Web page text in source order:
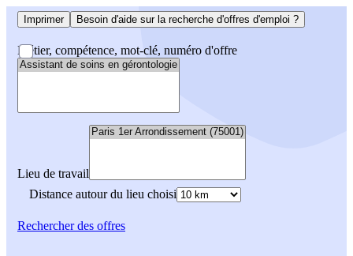
Imprimer Besoin d'aide sur la recherche d'offres d'emploi ?
Métier, compétence, mot-clé, numéro d'offre
Lieu de travail
Distance autour du lieu choisi
Rechercherdes offres